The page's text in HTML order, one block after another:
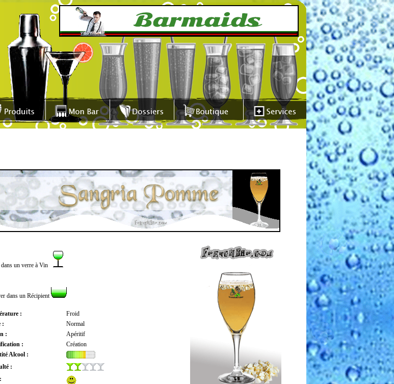
un verre à Vin
dans un Récipient
:
Froid
:
Normal
:
Apéritif
:
Création
Alcool :
: